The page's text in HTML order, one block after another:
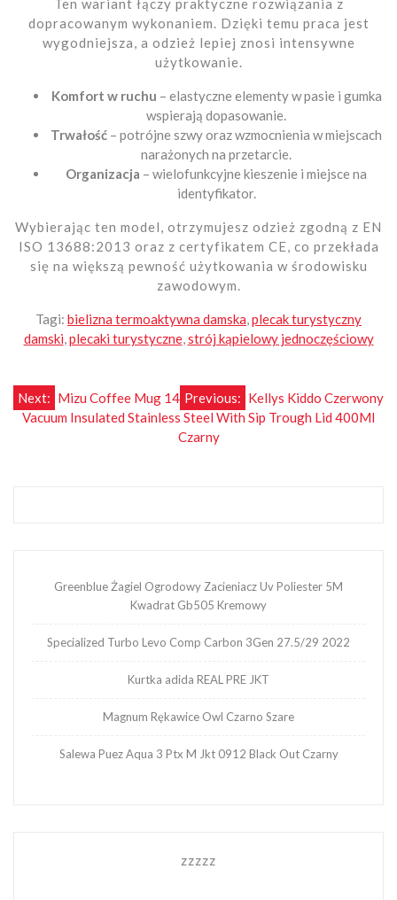
Ten wariant łączy praktyczne rozwiązania z
dopracowanym wykonaniem. Dzięki temu praca jest
wygodniejsza, a odzież lepiej znosi intensywne
użytkowanie.
Komfort w ruchu – elastyczne elementy w pasie i gumka
wspierają dopasowanie.
Trwałość – potrójne szwy oraz wzmocnienia w miejscach
narażonych na przetarcie.
Organizacja – wielofunkcyjne kieszenie i miejsce na
identyfikator.
Wybierając ten model, otrzymujesz odzież zgodną z EN
ISO 13688:2013 oraz z certyfikatem CE, co przekłada
się na większą pewność użytkowania w środowisku
zawodowym.
Tagi: bielizna termoaktywna damska,plecak turystyczny
damski,plecaki turystyczne,strój kąpielowy jednoczęściowy
Nawigacja
Previous: Kellys Kiddo Czerwony
Next: Mizu Coffee Mug 14
Vacuum Insulated Stainless Steel With Sip Trough Lid 400Ml
Czarny
Greenblue Żagiel Ogrodowy Zacieniacz Uv Poliester 5M
Kwadrat Gb505 Kremowy
Specialized Turbo Levo Comp Carbon 3Gen 27.5/29 2022
Kurtka adida REAL PRE JKT
Magnum Rękawice Owl Czarno Szare
Salewa Puez Aqua 3 Ptx M Jkt 0912 Black Out Czarny
zzzzz